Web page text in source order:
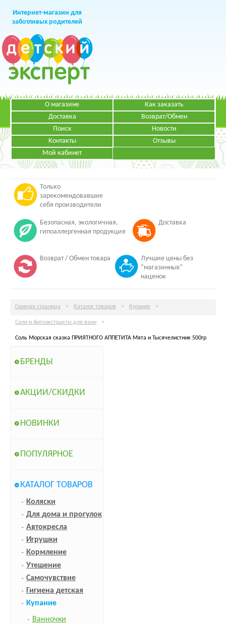
Интернет-магазин для
заботливых родителей
+7 (499)391-49-83Телефон в Москве
Режим работы:
Пн-Пт: с 09.00 до 19.00
НАПИСАТЬ ПИСЬМО
О магазине
Как заказать
Доставка
Возврат/Обмен
Поиск
Новости
Контакты
Отзывы
Мой кабинет
Только
зарекомендовавшие
себя производители
Безопасная, экологичная,
гипоаллергенная продукция
Доставка
Возврат / Обмен товара
Лучшие цены без
“магазинных”
наценок
Главная страница > Каталог товаров > Купание >
Соли и фитоэкстракты для ванн >
Соль Морская сказка ПРИЯТНОГО АППЕТИТА Мята и Тысячелистник 500гр
БРЕНДЫ
АКЦИИ/СКИДКИ
НОВИНКИ
ПОПУЛЯРНОЕ
КАТАЛОГ ТОВАРОВ
Коляски
Для дома и прогулок
Автокресла
Игрушки
Кормление
Утешение
Самочувствие
Гигиена детская
Купание
Ванночки